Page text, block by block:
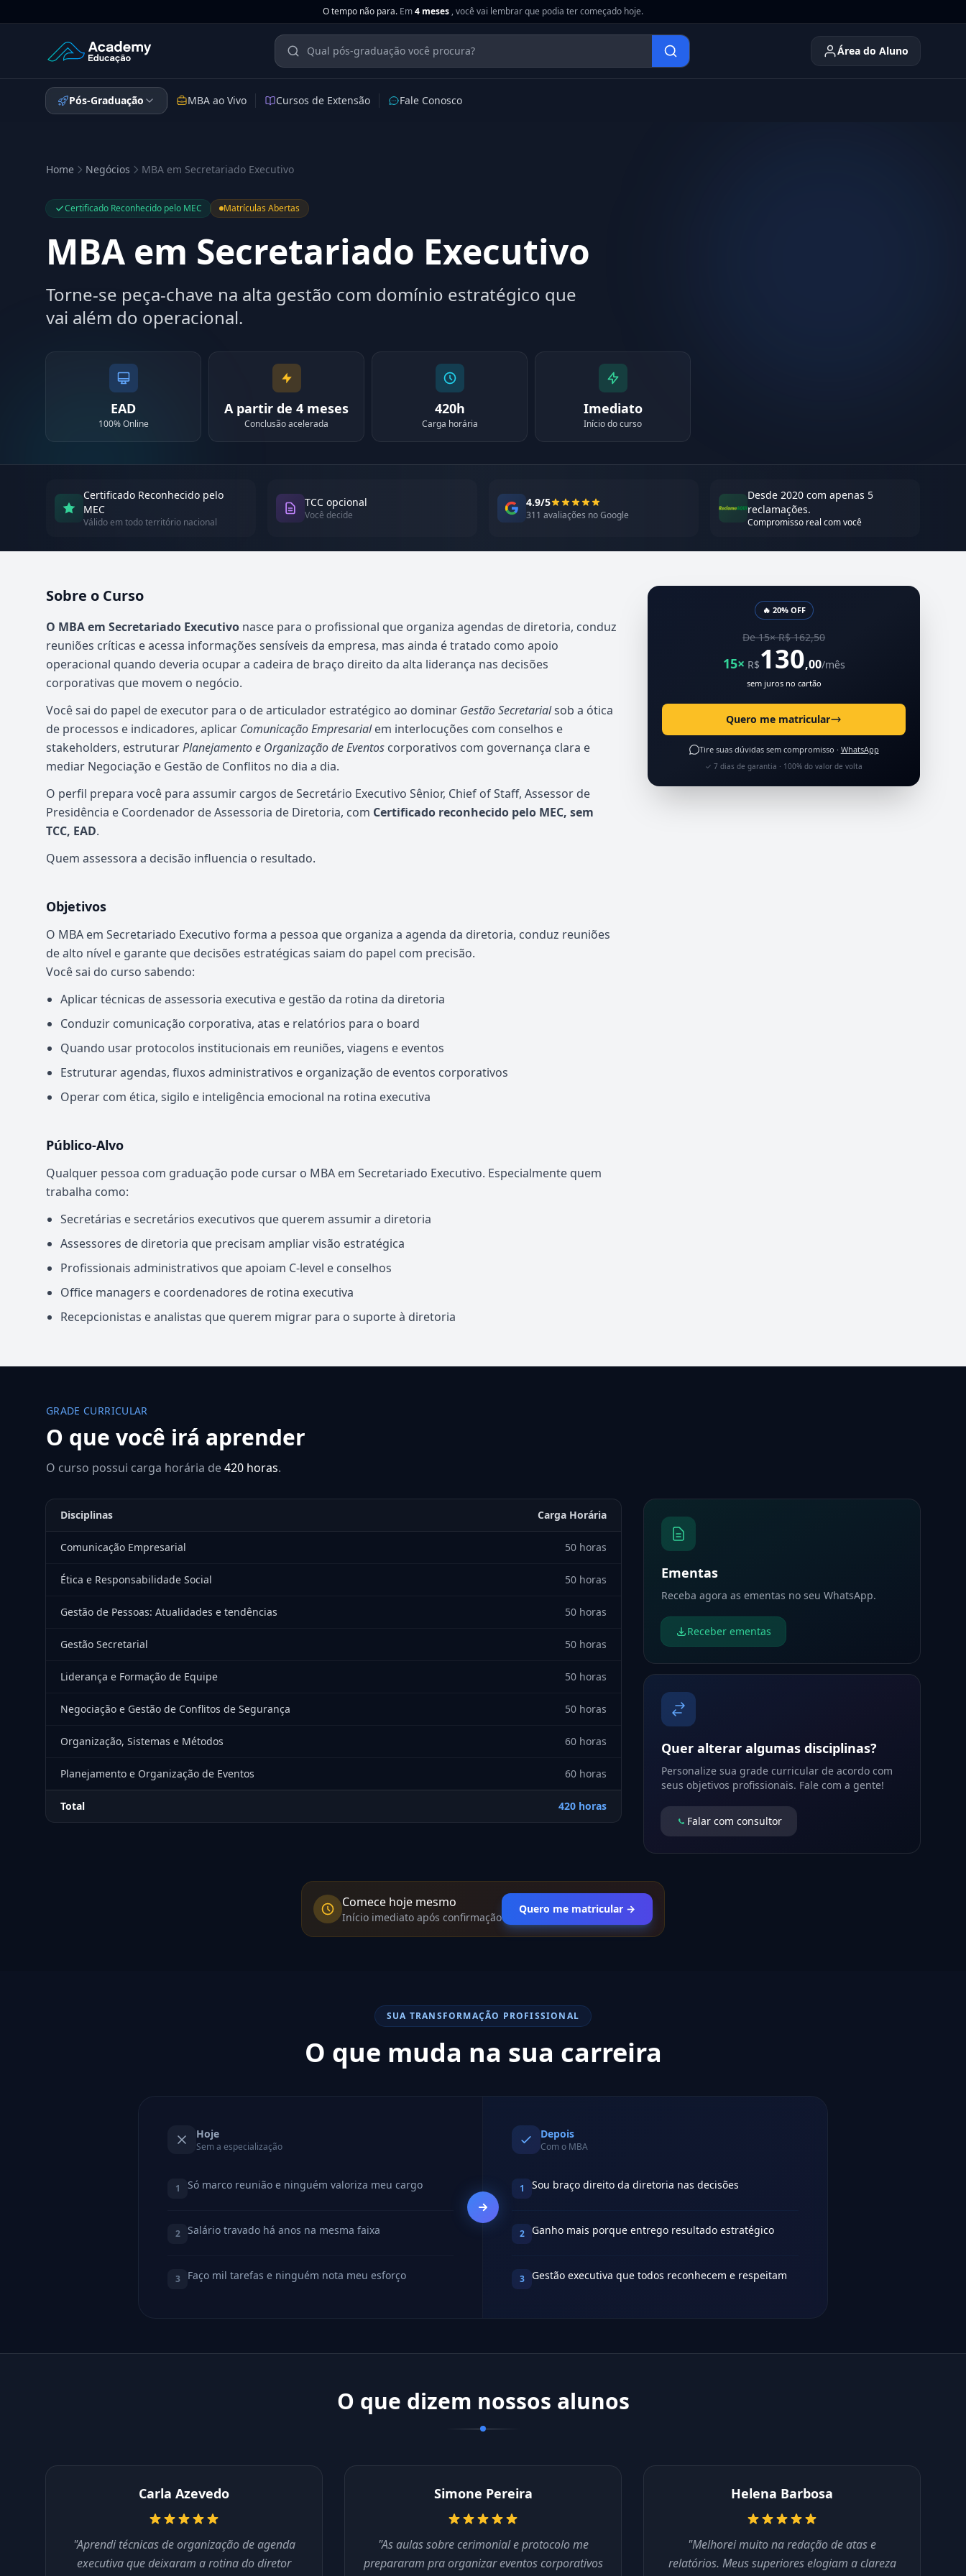
O tempo não para. Em4 meses , você vai lembrar que podia ter começado hoje.
Academy Educação — Página Inicial Área do Aluno
Pós-Graduação MBA ao Vivo Cursos de Extensão Fale Conosco
Home Negócios MBA em Secretariado Executivo
Certificado Reconhecido pelo MEC Matrículas Abertas
MBA em Secretariado Executivo
Torne-se peça-chave na alta gestão com domínio estratégico que
vai além do operacional.
EAD
100% Online
A partir de 4 meses
Conclusão acelerada
420h
Carga horária
Imediato
Início do curso
Certificado Reconhecido pelo
MEC
Válido em todo território nacional
TCC opcional
Você decide
4.9/5
311 avaliações no Google
Desde 2020 com apenas 5
reclamações.
Compromisso real com você
Sobre o Curso
Atualizado em abril de 2026
O MBA em Secretariado Executivo nasce para o profissional que organiza agendas de diretoria, conduz
reuniões críticas e acessa informações sensíveis da empresa, mas ainda é tratado como apoio
operacional quando deveria ocupar a cadeira de braço direito da alta liderança nas decisões
corporativas que movem o negócio.
Você sai do papel de executor para o de articulador estratégico ao dominar Gestão Secretarialsob a ótica
de processos e indicadores, aplicar Comunicação Empresarialem interlocuções com conselhos e
stakeholders, estruturarPlanejamento e Organização de Eventos corporativos com governança clara e
mediar Negociação e Gestão de Conflitos no dia a dia.
O perfil prepara você para assumir cargos de Secretário Executivo Sênior, Chief of Staff, Assessor de
Presidência e Coordenador de Assessoria de Diretoria, com Certificado reconhecido pelo MEC, sem
TCC, EAD.
Quem assessora a decisão influencia o resultado.
Objetivos
O MBA em Secretariado Executivo forma a pessoa que organiza a agenda da diretoria, conduz reuniões
de alto nível e garante que decisões estratégicas saiam do papel com precisão.
Você sai do curso sabendo:
Aplicar técnicas de assessoria executiva e gestão da rotina da diretoria
Conduzir comunicação corporativa, atas e relatórios para o board
Quando usar protocolos institucionais em reuniões, viagens e eventos
Estruturar agendas, fluxos administrativos e organização de eventos corporativos
Operar com ética, sigilo e inteligência emocional na rotina executiva
Público-Alvo
Qualquer pessoa com graduação pode cursar o MBA em Secretariado Executivo. Especialmente quem
trabalha como:
Secretárias e secretários executivos que querem assumir a diretoria
Assessores de diretoria que precisam ampliar visão estratégica
Profissionais administrativos que apoiam C-level e conselhos
Office managers e coordenadores de rotina executiva
Recepcionistas e analistas que querem migrar para o suporte à diretoria
🔥 20% OFF
De 15× R$ 162,50
15× R$130,00/mês
sem juros no cartão
Quero me matricular
Tire suas dúvidas sem compromisso · WhatsApp
✓ 7 dias de garantia · 100% do valor de volta
GRADE CURRICULAR
O que você irá aprender
O curso possui carga horária de420 horas.
Disciplinas Carga Horária
Comunicação Empresarial 50 horas
Ética e Responsabilidade Social 50 horas
Gestão de Pessoas: Atualidades e tendências 50 horas
Gestão Secretarial 50 horas
Liderança e Formação de Equipe 50 horas
Negociação e Gestão de Conflitos de Segurança 50 horas
Organização, Sistemas e Métodos 60 horas
Planejamento e Organização de Eventos 60 horas
Total 420 horas
Ementas
Receba agora as ementas no seu WhatsApp.
Receber ementas
Quer alterar algumas disciplinas?
Personalize sua grade curricular de acordo com
seus objetivos profissionais. Fale com a gente!
Falar com consultor
Comece hoje mesmo
Início imediato após confirmação
Quero me matricular →
SUA TRANSFORMAÇÃO PROFISSIONAL
O que muda na sua carreira
Hoje
Sem a especialização
1 Só marco reunião e ninguém valoriza meu cargo
2 Salário travado há anos na mesma faixa
3 Faço mil tarefas e ninguém nota meu esforço
Depois
Com o MBA
1 Sou braço direito da diretoria nas decisões
2 Ganho mais porque entrego resultado estratégico
3 Gestão executiva que todos reconhecem e respeitam
O que dizem nossos alunos
Carla Azevedo
"Aprendi técnicas de organização de agenda
executiva que deixaram a rotina do diretor
Simone Pereira
"As aulas sobre cerimonial e protocolo me
prepararam pra organizar eventos corporativos
Helena Barbosa
"Melhorei muito na redação de atas e
relatórios. Meus superiores elogiam a clareza